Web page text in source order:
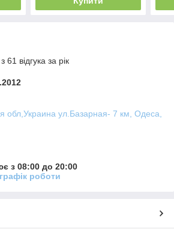
61 відгука за рік
обл,Украина ул.Базарная- 7 км, Одеса,
з 08:00 до 20:00
роботи